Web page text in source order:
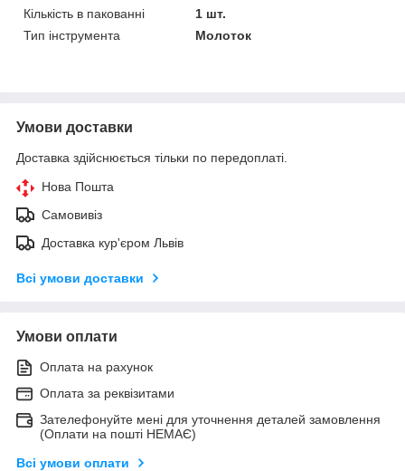
Кількість в пакованні
1 шт.
Тип інструмента
Молоток
Умови доставки
Доставка здійснюється тільки по передоплаті.
Нова Пошта
Самовивіз
Доставка кур'єром Львів
Всі умови доставки
Умови оплати
Оплата на рахунок
Оплата за реквізитами
Зателефонуйте мені для уточнення деталей замовлення
(Оплати на пошті НЕМАЄ)
Всі умови оплати